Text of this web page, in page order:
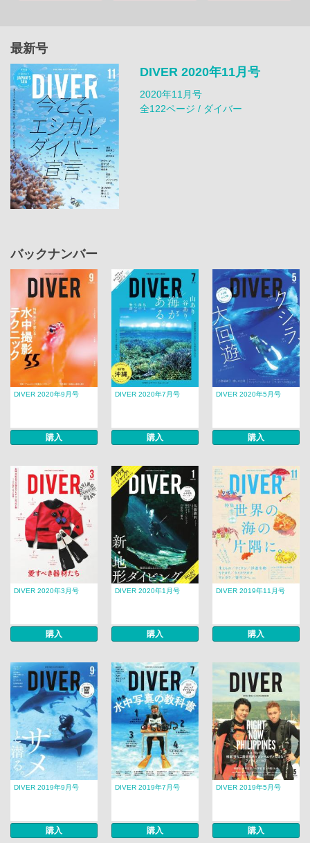
最新号
DIVER 2020年11月号
2020年11月号
全122ページ / ダイバー
バックナンバー
DIVER 2020年9月号
購入
DIVER 2020年7月号
購入
DIVER 2020年5月号
購入
DIVER 2020年3月号
購入
DIVER 2020年1月号
購入
DIVER 2019年11月号
購入
DIVER 2019年9月号
購入
DIVER 2019年7月号
購入
DIVER 2019年5月号
購入